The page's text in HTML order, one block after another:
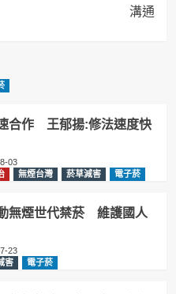
溝通
合作 王郁揚:修法速度快
03
無煙台灣 菸草減害 電子菸
無煙世代禁菸 維護國人
23
害 電子菸